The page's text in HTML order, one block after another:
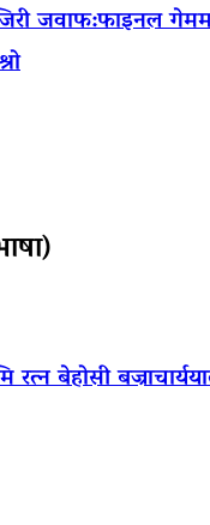
जवाफ:फाइनल
रत्न बेहोसी